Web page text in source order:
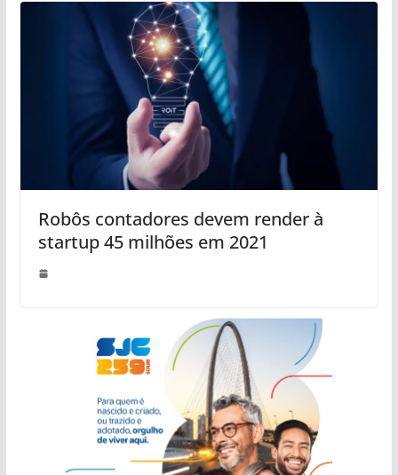
Robôs contadores devem render à
startup 45 milhões em 2021